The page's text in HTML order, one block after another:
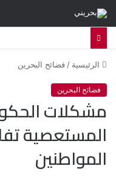
الرئيسية / فضائح البحرين
فضائح البحرين
مشكلات
المستعصية
المواطنين